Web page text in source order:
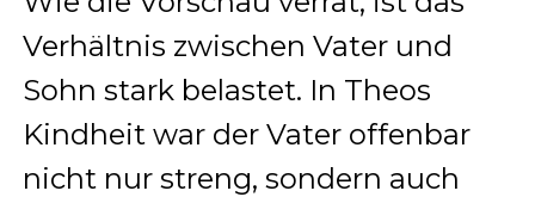
Verhältnis zwischen Vater und
Sohn stark belastet. In Theos
Kindheit war der Vater offenbar
nicht nur streng, sondern auch